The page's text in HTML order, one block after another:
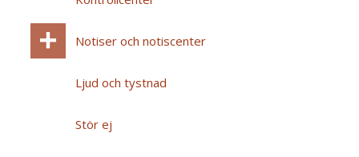
Notiser och notiscenter
Ljud och tystnad
Stör ej